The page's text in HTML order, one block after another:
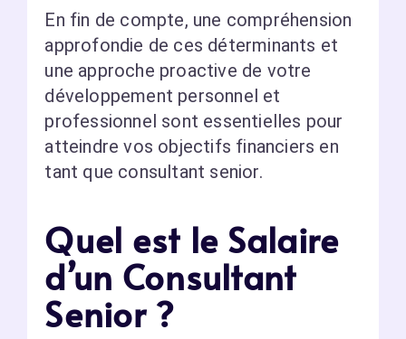
En fin de compte, une compréhension
approfondie de ces déterminants et
une approche proactive de votre
développement personnel et
professionnel sont essentielles pour
atteindre vos objectifs financiers en
tant que consultant senior.
Quel est le Salaire
d’un Consultant
Senior ?